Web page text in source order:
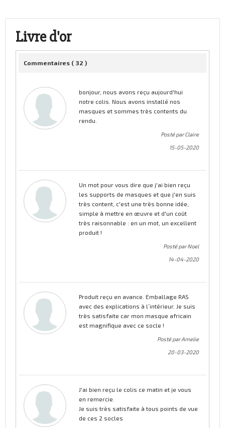
Livre d'or
Commentaires ( 32 )
bonjour, nous avons reçu aujourd'hui
notre colis. Nous avons installé nos
masques et sommes très contents du
rendu.
Posté par Claire
15-05-2020
Un mot pour vous dire que j'ai bien reçu
les supports de masques et que j'en suis
très content, c'est une très bonne idée,
simple à mettre en œuvre et d'un coût
très raisonnable : en un mot, un excellent
produit !
Posté par Noel
14-04-2020
Produit reçu en avance. Emballage RAS
avec des explications à l’intérieur. Je suis
très satisfaite car mon masque africain
est magnifique avec ce socle !
Posté par Amelie
20-03-2020
J'ai bien reçu le colis ce matin et je vous
en remercie.
Je suis très satisfaite à tous points de vue
de ces 2 socles